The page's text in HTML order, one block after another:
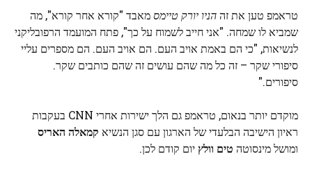
טראמפ טען את זההניו יורק טיימסמאבד "קורא אחר קורא", מה
שמביא לו שמחה. "אני חייב לשמוח על כך", פתח המועמד הרפובליקני
לנשיאות, "כי הם באמת אויב העם. הם אויב העם. הם מספרים עליי
סיפורי שקר – זה כל מה שהם עושים זה שהם כותבים שקר.
סיפורים."
מוקדם יותר בנאום, טראמפ גם הלך ישירות אחרי CNN בעקבות
ראיון הישיבה הבלעדי של הארגון עם סגן הנשיא קמאלה האריס
ומושל מינסוטה טים וולץיום קודם לכן.